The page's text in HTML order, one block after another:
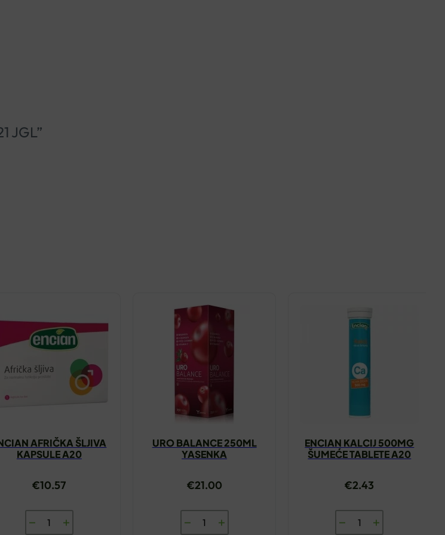
JGL”
AFRIČKA ŠLJIVA
KAPSULE A20
€10.57
ENCIAN
URO BALANCE 250ML
YASENKA
€21.00
URO
ENCIAN KALCIJ 500MG
ŠUMEĆE TABLETE A20
€2.43
ENCIAN